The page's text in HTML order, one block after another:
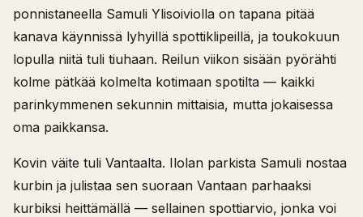
ponnistaneella Samuli Ylisoiviolla on tapana pitää
kanava käynnissä lyhyillä spottiklipeillä, ja toukokuun
lopulla niitä tuli tiuhaan. Reilun viikon sisään pyörähti
kolme pätkää kolmelta kotimaan spotilta — kaikki
parinkymmenen sekunnin mittaisia, mutta jokaisessa
oma paikkansa.
Kovin väite tuli Vantaalta. Ilolan parkista Samuli nostaa
kurbin ja julistaa sen suoraan Vantaan parhaaksi
kurbiksi heittämällä — sellainen spottiarvio, jonka voi